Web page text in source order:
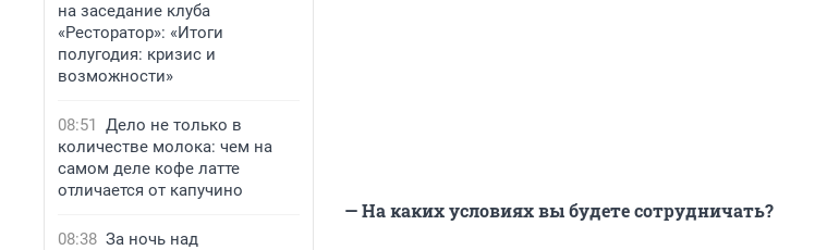
на заседание клуба
«Ресторатор»: «Итоги
полугодия: кризис и
возможности»
08:51 Дело не только в
количестве молока: чем на
самом деле кофе латте
отличается от капучино
08:38 За ночь над
— На каких условиях вы будете сотрудничать?